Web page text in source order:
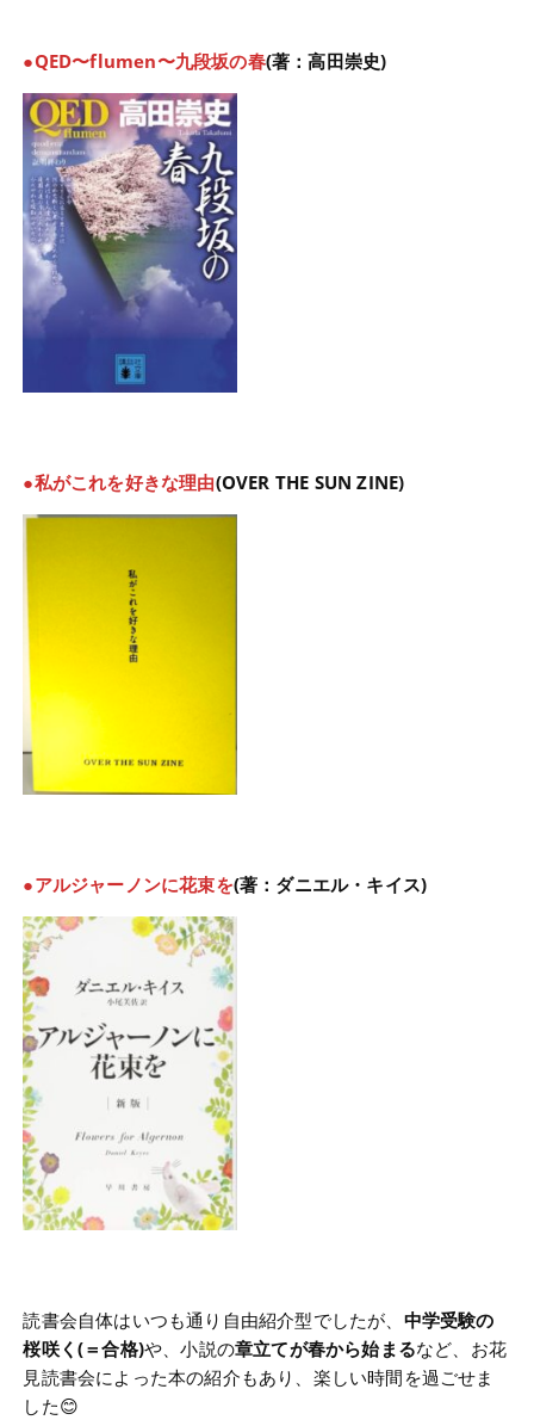
●QED〜flumen〜九段坂の春(著：高田崇史)
●私がこれを好きな理由(OVER THE SUN ZINE)
●アルジャーノンに花束を(著：ダニエル・キイス)
読書会自体はいつも通り自由紹介型でしたが、 中学受験の
桜咲く(＝合格)や、小説の章立てが春から始まるなど、お花
見読書会によった本の紹介もあり、楽しい時間を過ごせま
した😊